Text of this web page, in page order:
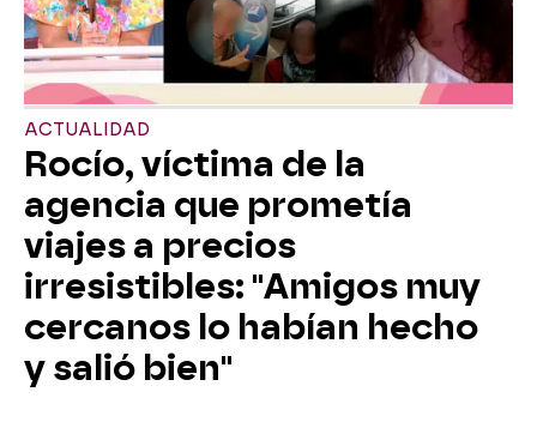
ACTUALIDAD
Rocío, víctima de la
agencia que prometía
viajes a precios
irresistibles: "Amigos muy
cercanos lo habían hecho
y salió bien"